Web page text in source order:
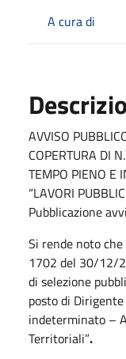
A cura di
AVVISO
COPERTURA DI
TEMPO PIENO E
“LAVORI
Pubblicazione
Si rende noto
1702 del 30/12/
di selezione
posto di
indeterminato –
Territoriali”.